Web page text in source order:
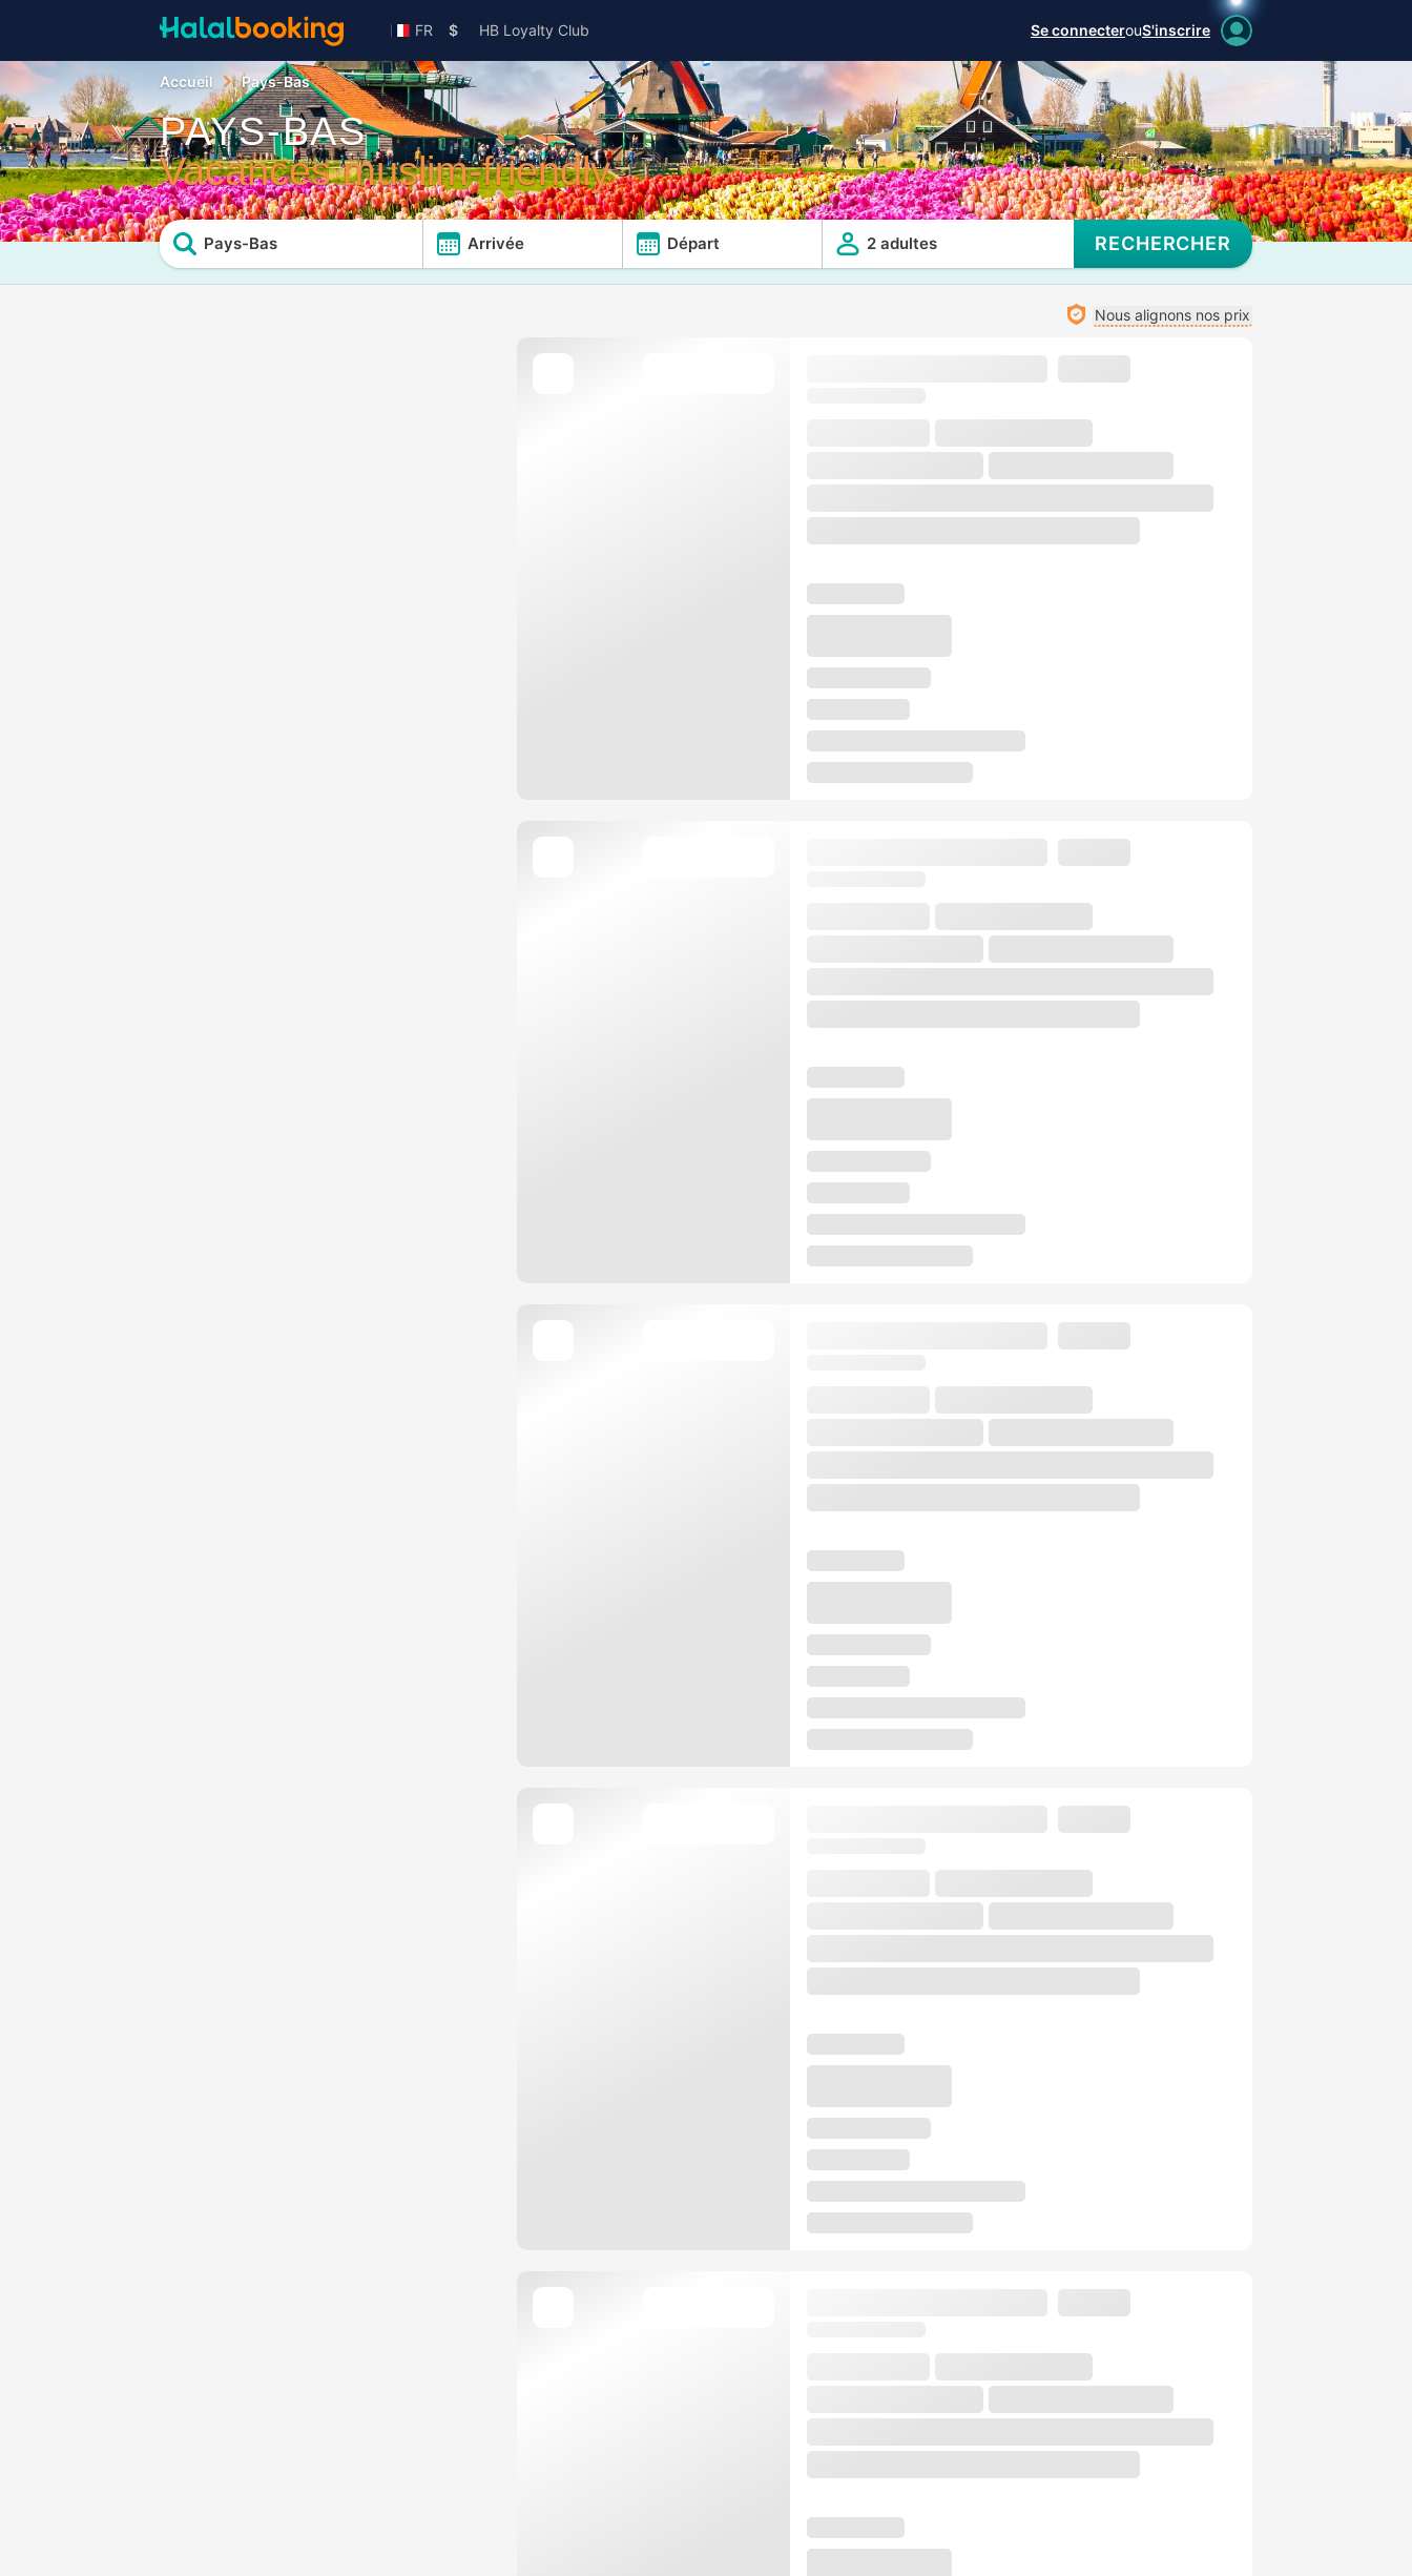
FR $ HB Loyalty Club Se connecterouS'inscrire
Accueil Pays-Bas
PAYS-BAS
Vacances muslim-friendly
Pays-Bas Arrivée Départ 2 adultes RECHERCHER
Nous alignons nos prix